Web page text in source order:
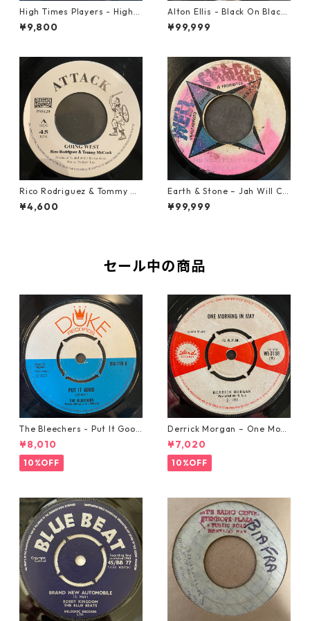
High Times Players - High T
imes Theme【7-21926】
¥9,800
Alton Ellis - Black On Black
【7-21982】
¥99,999
Rico Rodriguez & Tommy Mc
Cook - Going West【7-2198
3】
¥4,600
Earth & Stone – Jah Will Cu
t You Down【7-21914】
¥99,999
セール中の商品
The Bleechers - Put It Good
【7-21637】
¥8,010
10%OFF
Derrick Morgan – One Morn
ing In May【7-21653】
¥7,020
10%OFF